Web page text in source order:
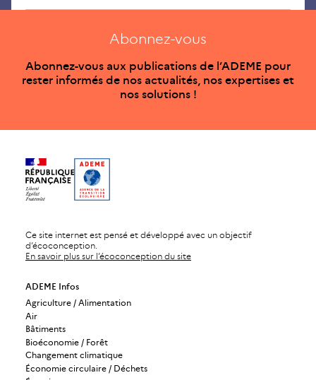
Abonnez-vous
Abonnez-vous aux publications de l’ADEME pour
rester informés de nos actualités, nos expertises et
nos solutions !
Ce site internet est pensé et développé avec un objectif
d’écoconception.
En savoir plus sur l’écoconception du site
ADEME Infos
Agriculture / Alimentation
Air
Bâtiments
Bioéconomie / Forêt
Changement climatique
Économie circulaire / Déchets